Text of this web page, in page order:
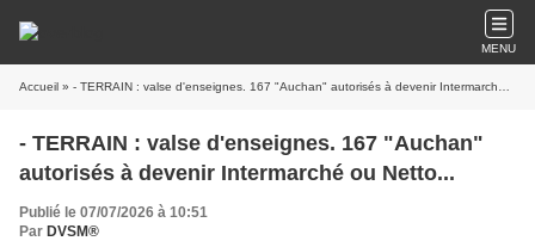
MENU
Accueil » - TERRAIN : valse d'enseignes. 167 "Auchan" autorisés à devenir Intermarché ou Netto...
- TERRAIN : valse d'enseignes. 167 "Auchan"
autorisés à devenir Intermarché ou Netto...
Publié le 07/07/2026 à 10:51
Par DVSM®